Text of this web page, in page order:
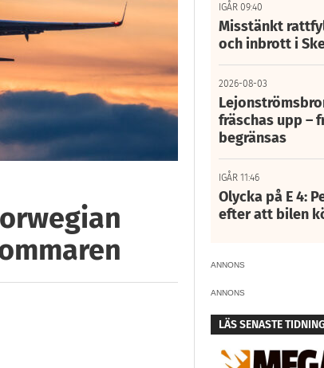
IGÅR 09:40
Misstänkt
och inbrott i
2026-08-03
fräschas upp –
begränsas
IGÅR 11:46
Olycka på E 4:
efter att bilen
ANNONS
ANNONS
LÄS SENASTE